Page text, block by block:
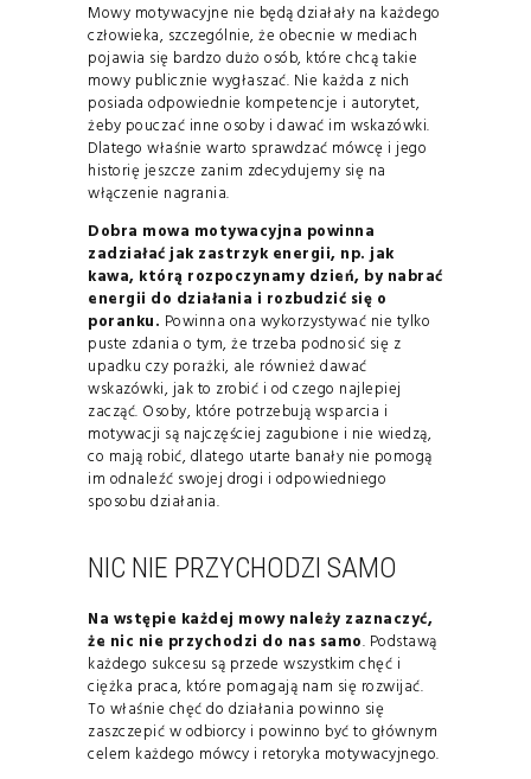
Mowy motywacyjne nie będą działały na każdego
człowieka, szczególnie, że obecnie w mediach
pojawia się bardzo dużo osób, które chcą takie
mowy publicznie wygłaszać. Nie każda z nich
posiada odpowiednie kompetencje i autorytet,
żeby pouczać inne osoby i dawać im wskazówki.
Dlatego właśnie warto sprawdzać mówcę i jego
historię jeszcze zanim zdecydujemy się na
włączenie nagrania.
Dobra mowa motywacyjna powinna
zadziałać jak zastrzyk energii, np. jak
kawa, którą rozpoczynamy dzień, by nabrać
energii do działania i rozbudzić się o
poranku. Powinna ona wykorzystywać nie tylko
puste zdania o tym, że trzeba podnosić się z
upadku czy porażki, ale również dawać
wskazówki, jak to zrobić i od czego najlepiej
zacząć. Osoby, które potrzebują wsparcia i
motywacji są najczęściej zagubione i nie wiedzą,
co mają robić, dlatego utarte banały nie pomogą
im odnaleźć swojej drogi i odpowiedniego
sposobu działania.
NIC NIE PRZYCHODZI SAMO
Na wstępie każdej mowy należy zaznaczyć,
że nic nie przychodzi do nas samo. Podstawą
każdego sukcesu są przede wszystkim chęć i
ciężka praca, które pomagają nam się rozwijać.
To właśnie chęć do działania powinno się
zaszczepić w odbiorcy i powinno być to głównym
celem każdego mówcy i retoryka motywacyjnego.